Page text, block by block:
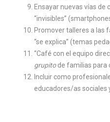
Ensayar nuevas vías de
“invisibles”
Promover talleres a las
“se explica” (temas
“Café con el equipo
grupitode familias para
Incluir como
educadores/as sociales